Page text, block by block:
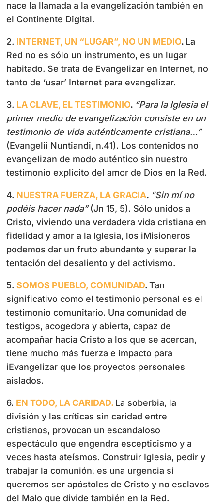
nace la llamada a la evangelización también en
el Continente Digital.
2. INTERNET, UN “LUGAR”, NO UN MEDIO. La
Red no es sólo un instrumento, es un lugar
habitado. Se trata de Evangelizar en Internet, no
tanto de ‘usar’ Internet para evangelizar.
3. LA CLAVE, EL TESTIMONIO. “Para la Iglesia el
primer medio de evangelización consiste en un
testimonio de vida auténticamente cristiana…”
(Evangelii Nuntiandi, n.41). Los contenidos no
evangelizan de modo auténtico sin nuestro
testimonio explícito del amor de Dios en la Red.
4. NUESTRA FUERZA, LA GRACIA. “Sin mí no
podéis hacer nada”(Jn 15, 5). Sólo unidos a
Cristo, viviendo una verdadera vida cristiana en
fidelidad y amor a la Iglesia, los iMisioneros
podemos dar un fruto abundante y superar la
tentación del desaliento y del activismo.
5.SOMOS PUEBLO, COMUNIDAD.Tan
significativo como el testimonio personal es el
testimonio comunitario. Una comunidad de
testigos, acogedora y abierta, capaz de
acompañar hacia Cristo a los que se acercan,
tiene mucho más fuerza e impacto para
iEvangelizar que los proyectos personales
aislados.
6. EN TODO, LA CARIDAD. La soberbia, la
división y las críticas sin caridad entre
cristianos, provocan un escandaloso
espectáculo que engendra escepticismo y a
veces hasta ateísmos. Construir Iglesia, pedir y
trabajar la comunión, es una urgencia si
queremos ser apóstoles de Cristo y no esclavos
del Malo que divide también en la Red.